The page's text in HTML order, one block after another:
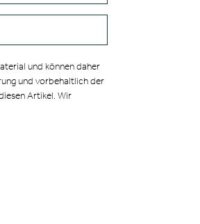
und können daher
und vorbehaltlich der
Artikel. Wir